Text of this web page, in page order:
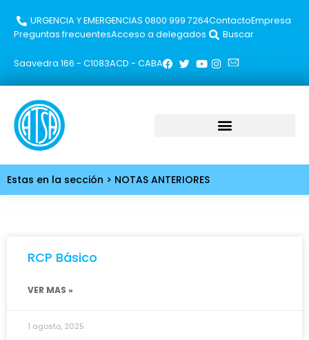
URGENCIA Y EMERGENCIAS 0800 999 7264​ContactoEmpresa
Preguntas frecuentesAcceso a delegados Buscar
Saavedra 166 - C1083ACD - CABA
Estas en la sección > NOTAS ANTERIORES
RCP Básico
VER MAS »
1 agosto, 2025